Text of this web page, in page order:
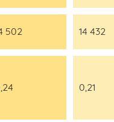
502 14 432
0,21